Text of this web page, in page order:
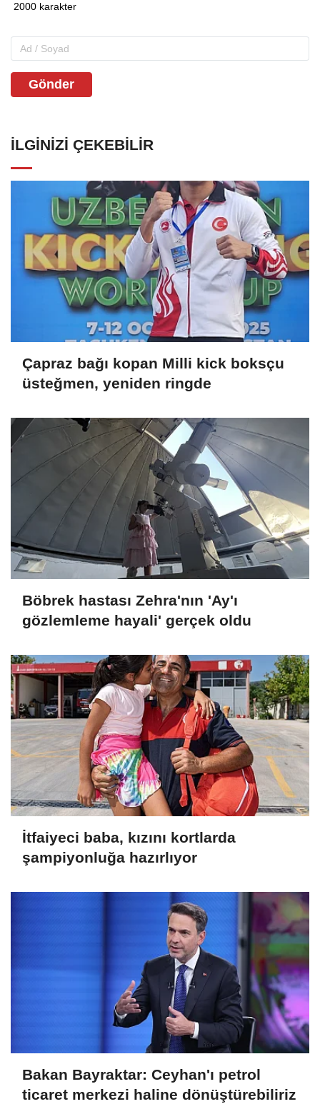
Gönder
İLGINIZI ÇEKEBILIR
Çapraz bağı kopan Milli kick boksçu
üsteğmen, yeniden ringde
Böbrek hastası Zehra'nın 'Ay'ı
gözlemleme hayali' gerçek oldu
İtfaiyeci baba, kızını kortlarda
şampiyonluğa hazırlıyor
Bakan Bayraktar: Ceyhan'ı petrol
ticaret merkezi haline dönüştürebiliriz